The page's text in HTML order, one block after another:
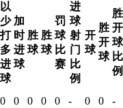
以
少
打
多
进
球
加
时
进
球
胜
球
胜
球
罚
球
比
赛
进
球
射
门
比
例
开
球
胜
开
球
胜
开
球
比
例
0 0 0 0 0 - 0 0 -